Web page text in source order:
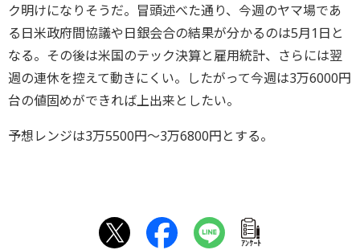
ク明けになりそうだ。冒頭述べた通り、今週のヤマ場であ
る日米政府間協議や日銀会合の結果が分かるのは5月1日と
なる。その後は米国のテック決算と雇用統計、さらには翌
週の連休を控えて動きにくい。したがって今週は3万6000円
台の値固めができれば上出来としたい。
予想レンジは3万5500円～3万6800円とする。
ｱﾝｹｰﾄ